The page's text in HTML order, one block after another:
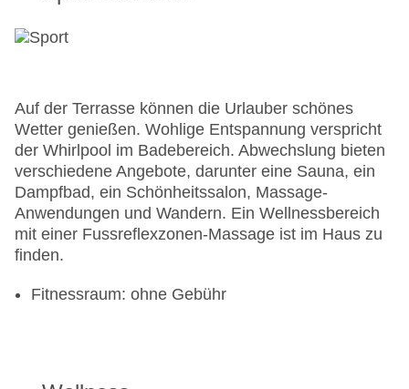
Auf der Terrasse können die Urlauber schönes
Wetter genießen. Wohlige Entspannung verspricht
der Whirlpool im Badebereich. Abwechslung bieten
verschiedene Angebote, darunter eine Sauna, ein
Dampfbad, ein Schönheitssalon, Massage-
Anwendungen und Wandern. Ein Wellnessbereich
mit einer Fussreflexzonen-Massage ist im Haus zu
finden.
Fitnessraum: ohne Gebühr